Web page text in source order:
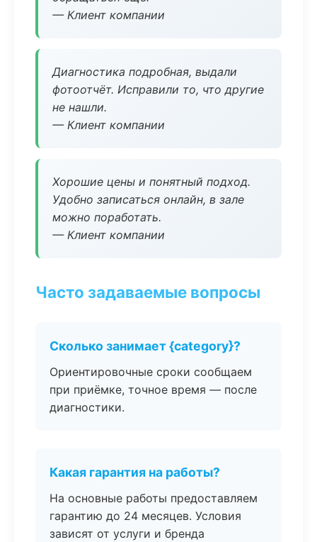
— Клиент компании
Диагностика подробная, выдали
фотоотчёт. Исправили то, что другие
не нашли.
— Клиент компании
Хорошие цены и понятный подход.
Удобно записаться онлайн, в зале
можно поработать.
— Клиент компании
Часто задаваемые вопросы
Сколько занимает {category}?
Ориентировочные сроки сообщаем
при приёмке, точное время — после
диагностики.
Какая гарантия на работы?
На основные работы предоставляем
гарантию до 24 месяцев. Условия
зависят от услуги и бренда